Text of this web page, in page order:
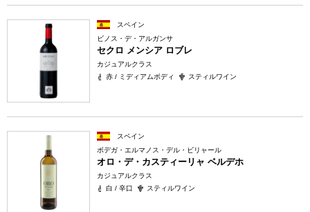
スペイン
ビノス・デ・アルガンサ
セクロ メンシア ロブレ
カジュアルクラス
赤 / ミディアムボディ
スティルワイン
スペイン
ボデガ・エルマノス・デル・ビリャール
オロ・デ・カスティーリャ ベルデホ
カジュアルクラス
白 / 辛口
スティルワイン